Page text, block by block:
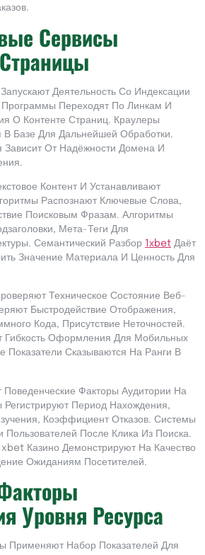
Сервисы
Деятельность Со Индексации
Переходят По Линкам И
О Контенте Страниц. Краулеры
Базе Для Дальнейшей Обработки.
Зависит От Надёжности Домена И
Контент И Устанавливают
Распознают Ключевые Слова,
Поисковым Фразам. Алгоритмы
Мета-Теги Для
Семантический Разбор 1хbet Даёт
Значение Материала И Ценность Для
Техническое Состояние Веб-
Быстродействие Отображения,
Кода, Присутствие Неточностей.
Гибкость Оформления Для Мобильных
Показатели Сказываются На Ранги В
Факторы Аудитории На
Регистрируют Период Нахождения,
Коэффициент Отказов. Системы
Пользователей После Клика Из Поиска.
Казино Демонстрируют На Качество
Ожиданиям Посетителей.
Уровня Ресурса
Применяют Набор Показателей Для